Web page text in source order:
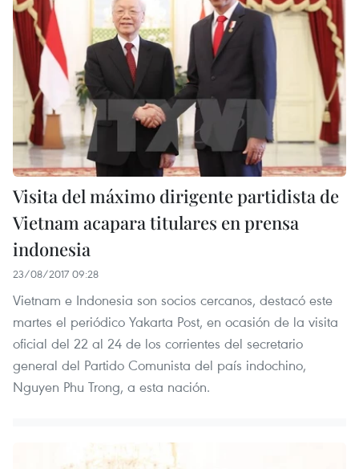
Visita del máximo dirigente partidista de
Vietnam acapara titulares en prensa
indonesia
23/08/2017 09:28
Vietnam e Indonesia son socios cercanos, destacó este
martes el periódico Yakarta Post, en ocasión de la visita
oficial del 22 al 24 de los corrientes del secretario
general del Partido Comunista del país indochino,
Nguyen Phu Trong, a esta nación.